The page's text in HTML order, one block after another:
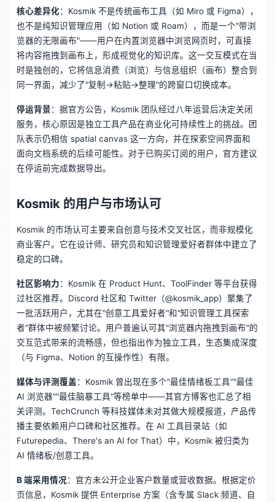
核心差异化：Kosmik 不是传统画布工具（如 Miro 或 Figma），
也不是纯知识管理应用（如 Notion 或 Roam），而是一个"带浏
览器的无限画布"——用户在内置浏览器中浏览网页时，可直接
将内容拖拽到画布上，形成视觉化的知识库。这一交互模式在当
时是独创的，它将信息消费（浏览）与信息组织（画布）整合到
同一界面，减少了"复制→粘贴→整理"的跨窗口切换成本。
停运背景：据官方公告，Kosmik 团队经过八年运营后决定关闭
服务，核心原因是独立工具产品在商业化可持续性上的挑战。团
队表示仍相信 spatial canvas 这一方向，并在探索空间界面和
面向文档系统的后续可能性。对于已购买订阅的用户，官方建议
在停运前完成数据导出。
Kosmik 的用户与市场认可
Kosmik 的市场认可主要来自创意与技术交叉社区，而非规模化
商业客户。它在设计师、研究员和知识管理爱好者群体中建立了
稳定的口碑。
社区影响力：Kosmik 在 Product Hunt、ToolFinder 等平台获得
过社区推荐。Discord 社区和 Twitter（@kosmik_app）聚集了
一批活跃用户，尤其在"创意工具爱好者"和"知识管理工具探索
者"群体中被频繁讨论。用户普遍认可其"浏览器内拖拽到画布"的
交互范式带来的流畅感，但也指出作为独立工具，生态集成深度
（与 Figma、Notion 的互操作性）有限。
媒体与评测覆盖：Kosmik 曾出现在多个"最佳情绪板工具""最佳
AI 浏览器""最佳脑暴工具"等榜单中——其官方博客也汇总了相
关评测。TechCrunch 等科技媒体未对其做大规模报道，产品传
播主要依赖用户口碑和社区推荐。在 AI 工具目录站（如
Futurepedia、There's an AI for That）中，Kosmik 被归类为
AI 情绪板/创意工具。
B 端采用情况：官方未公开企业客户数量或营收数据。根据定价
页信息，Kosmik 提供 Enterprise 方案（含专属 Slack 频道、自